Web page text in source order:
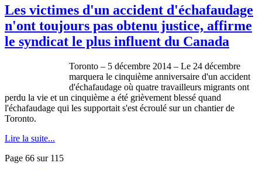
Les victimes d'un accident d'échafaudage
n'ont toujours pas obtenu justice, affirme
le syndicat le plus influent du Canada
Toronto – 5 décembre 2014 – Le 24 décembre
marquera le cinquième anniversaire d'un accident
d'échafaudage où quatre travailleurs migrants ont
perdu la vie et un cinquième a été grièvement blessé quand
l'échafaudage qui les supportait s'est écroulé sur un chantier de
Toronto.
Lire la suite...
Page 66 sur 115